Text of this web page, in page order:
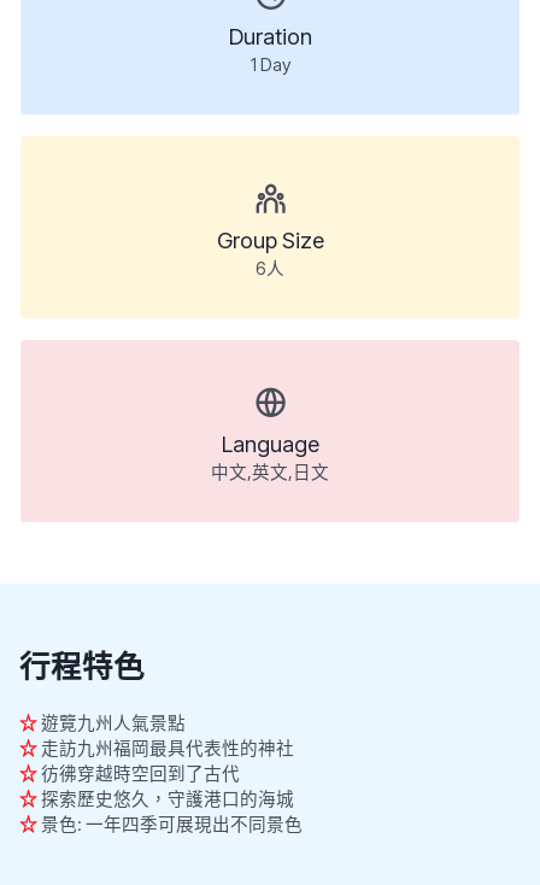
Duration
1 Day
Group Size
6人
Language
中文,英文,日文
行程特色
☆遊覽九州人氣景點
☆ 走訪九州福岡最具代表性的神社
☆彷彿穿越時空回到了古代
☆探索歷史悠久，守護港口的海城
☆景色: 一年四季可展現出不同景色